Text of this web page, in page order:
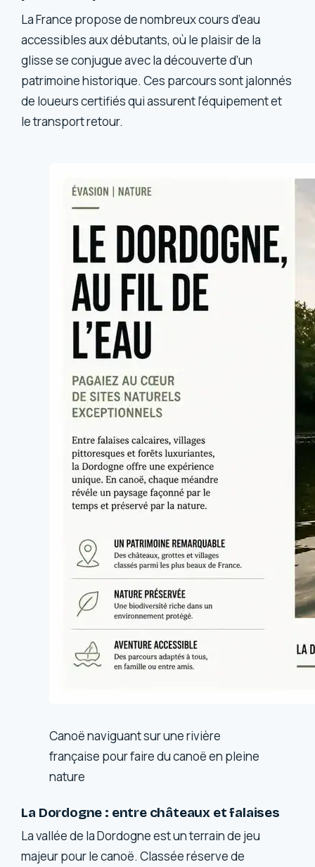
La France propose de nombreux cours d’eau
accessibles aux débutants, où le plaisir de la
glisse se conjugue avec la découverte d’un
patrimoine historique. Ces parcours sont jalonnés
de loueurs certifiés qui assurent l’équipement et
le transport retour.
Canoë naviguant sur une rivière
française pour faire du canoë en pleine
nature
La Dordogne : entre châteaux et falaises
La vallée de la Dordogne est un terrain de jeu
majeur pour le canoë. Classée réserve de